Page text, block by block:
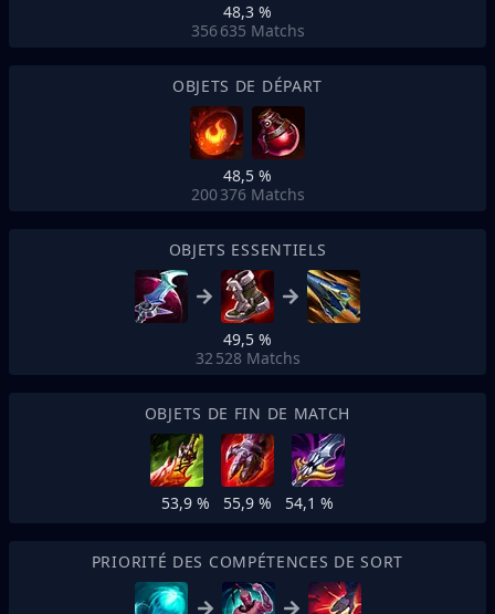
48,3 %
356 635 Matchs
OBJETS DE DÉPART
48,5 %
200 376 Matchs
OBJETS ESSENTIELS
49,5 %
32 528 Matchs
OBJETS DE FIN DE MATCH
53,9 % 55,9 % 54,1 %
PRIORITÉ DES COMPÉTENCES DE SORT